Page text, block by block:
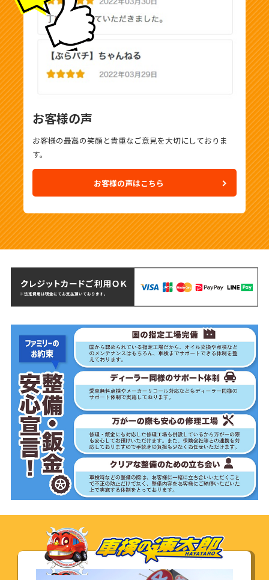
お客様の声
お客様の最高の笑顔と貴重なご意見を大切にしておりま
す。
お客様の声はこちら